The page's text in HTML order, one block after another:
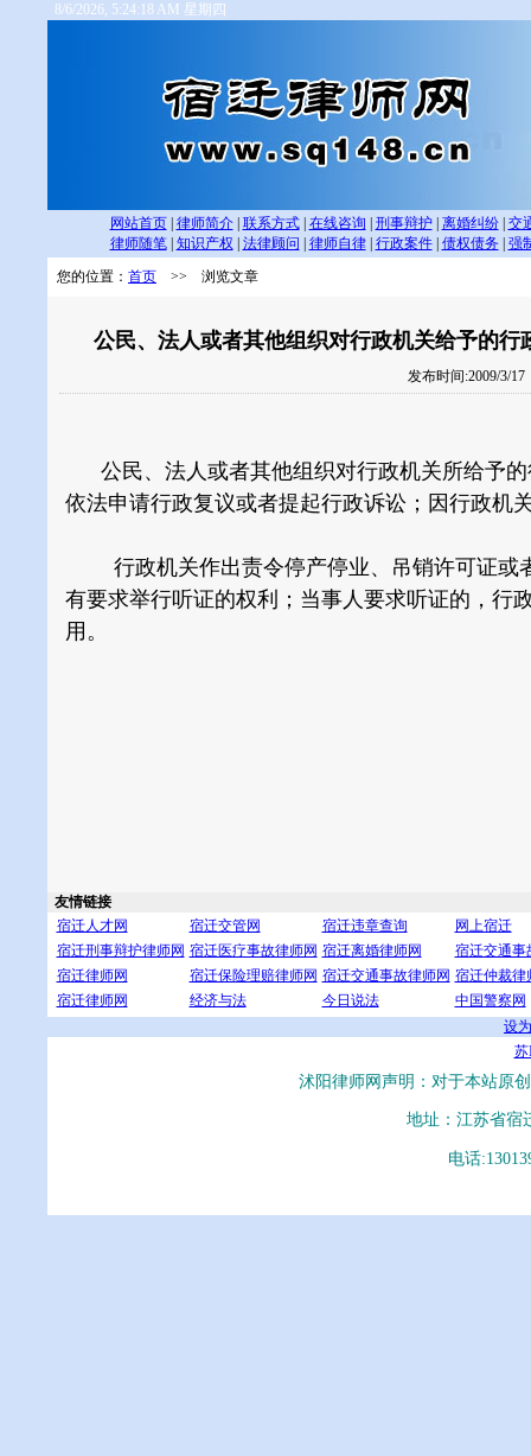
8/6/2026, 5:24:18 AM 星期四
网站首页 律师简介 联系方式| 在线咨询 刑事辩护 离婚纠纷
交
律师随笔
知识产权 法律顾问 律师自律 行政案件 债权债务
强
您的位置： 首页 >> 浏览文章
公民、法人或者其他组织对行政机关给予的
发布时间:2009/3/17
公民、法人或者其他组织对行政机关所给予的
依法申请行政复议或者提起行政诉讼；因行政机
行政机关作出责令停产停业、吊销许可证或
有要求举行听证的权利；当事人要求听证的，行
用。
友情链接
宿迁人才网
宿迁交管网 宿迁违章查询
网上宿迁
宿迁刑事辩护律师网 宿迁医疗事故律师网 宿迁离婚律师网
宿迁交通事
宿迁律师网
宿迁保险理赔律师网 宿迁交通事故律师网 宿迁仲裁律
宿迁律师网
经济与法 今日说法
中国警察网
设
苏
沭阳律师网声明：对于本站原
地址：江苏省宿
电话